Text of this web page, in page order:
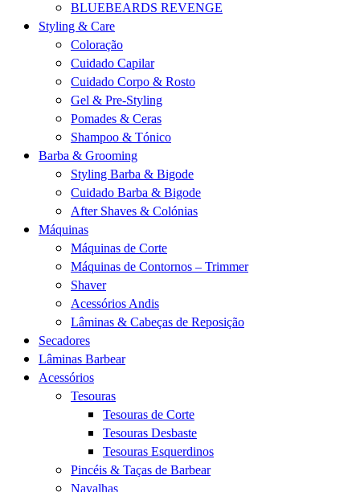
BLUEBEARDS REVENGE
Styling & Care
Coloração
Cuidado Capilar
Cuidado Corpo & Rosto
Gel & Pre-Styling
Pomades & Ceras
Shampoo & Tónico
Barba & Grooming
Styling Barba & Bigode
Cuidado Barba & Bigode
After Shaves & Colónias
Máquinas
Máquinas de Corte
Máquinas de Contornos – Trimmer
Shaver
Acessórios Andis
Lâminas & Cabeças de Reposição
Secadores
Lâminas Barbear
Acessórios
Tesouras
Tesouras de Corte
Tesouras Desbaste
Tesouras Esquerdinos
Pincéis & Taças de Barbear
Navalhas